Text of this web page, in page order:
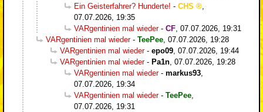
Ein Geisterfahrer? Hunderte! - CHS
07.07.2026, 19:35
VARgentinien mal wieder- CF 07.07.2026, 19:31
VARgentinien mal wieder- TeePee 07.07.2026, 19:28
VARgentinien mal wieder- epo09 07.07.2026, 19:44
VARgentinien mal wieder- Pa1n 07.07.2026, 19:28
VARgentinien mal wieder- markus93
07.07.2026, 19:34
VARgentinien mal wieder- TeePee
07.07.2026, 19:31